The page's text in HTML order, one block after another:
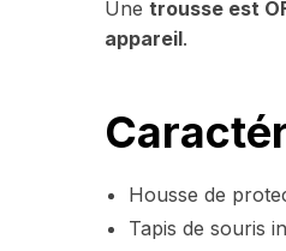
Unetrousse est
appareil.
Housse de
Tapis de souris